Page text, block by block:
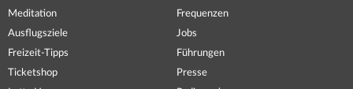
Meditation
Ausflugsziele
Freizeit-Tipps
Ticketshop
Frequenzen
Jobs
Führungen
Presse